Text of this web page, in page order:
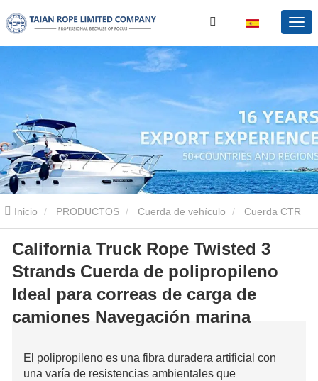
Inicio PRODUCTOS Cuerda de vehículo Cuerda CTR
California Truck Rope Twisted 3 Strands Cuerda de polipropileno
Ideal para correas de carga de camiones Navegación marina
California Truck Rope Twisted 3
Strands Cuerda de polipropileno
Ideal para correas de carga de
camiones Navegación marina
El polipropileno es una fibra duradera artificial con
una varía de resistencias ambientales que